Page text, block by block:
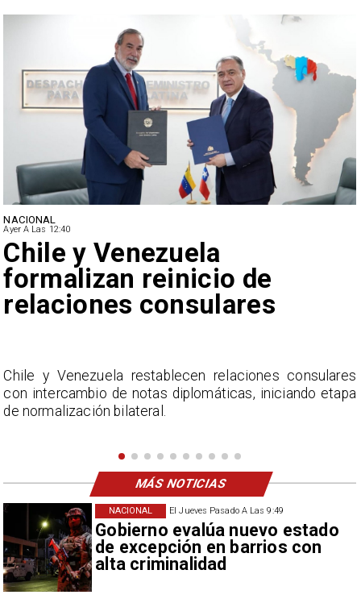
El Jueves Pasado A Las 9:49
Gobierno evalúa nuevo estado
de excepción en barrios con
alta criminalidad
NACIONAL
NACIONAL
Ayer A Las 12:40
Feriantes rechazan dichos
de Camila Flores sobre
Fabiola Campillai
La Confederación Nacional de Ferias Libres (ASOF)
considera inaceptable que se refieran a Fabiola
Campillai como 'señora de feria', expresión utilizada
MÁS NOTICIAS